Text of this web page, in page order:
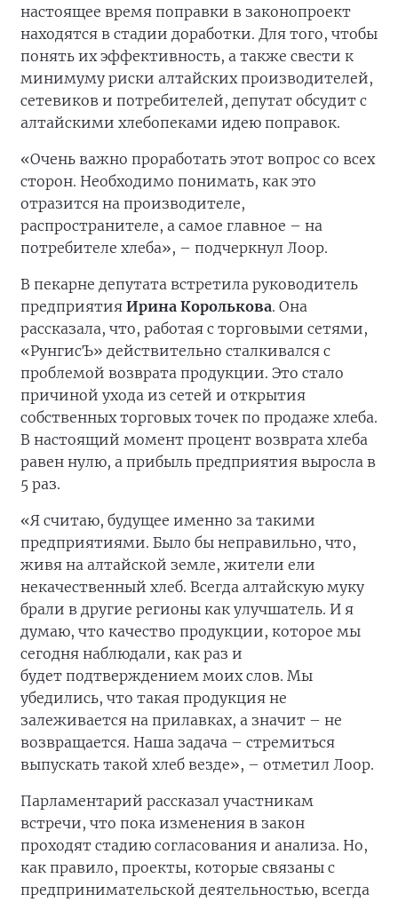
настоящее время поправки в законопроект
находятся в стадии доработки. Для того, чтобы
понять их эффективность, а также свести к
минимуму риски алтайских производителей,
сетевиков и потребителей, депутат обсудит с
алтайскими хлебопеками идею поправок.
«Очень важно проработать этот вопрос со всех
сторон. Необходимо понимать, как это
отразится на производителе,
распространителе, а самое главное – на
потребителе хлеба», – подчеркнул Лоор.
В пекарне депутата встретила руководитель
предприятия Ирина Королькова. Она
рассказала, что, работая с торговыми сетями,
«РунгисЪ» действительно сталкивался с
проблемой возврата продукции. Это стало
причиной ухода из сетей и открытия
собственных торговых точек по продаже хлеба.
В настоящий момент процент возврата хлеба
равен нулю, а прибыль предприятия выросла в
5 раз.
«Я считаю, будущее именно за такими
предприятиями. Было бы неправильно, что,
живя на алтайской земле, жители ели
некачественный хлеб. Всегда алтайскую муку
брали в другие регионы как улучшатель. И я
думаю, что качество продукции, которое мы
сегодня наблюдали, как раз и
будет подтверждением моих слов. Мы
убедились, что такая продукция не
залеживается на прилавках, а значит – не
возвращается. Наша задача – стремиться
выпускать такой хлеб везде», – отметил Лоор.
Парламентарий рассказал участникам
встречи, что пока изменения в закон
проходят стадию согласования и анализа. Но,
как правило, проекты, которые связаны с
предпринимательской деятельностью, всегда